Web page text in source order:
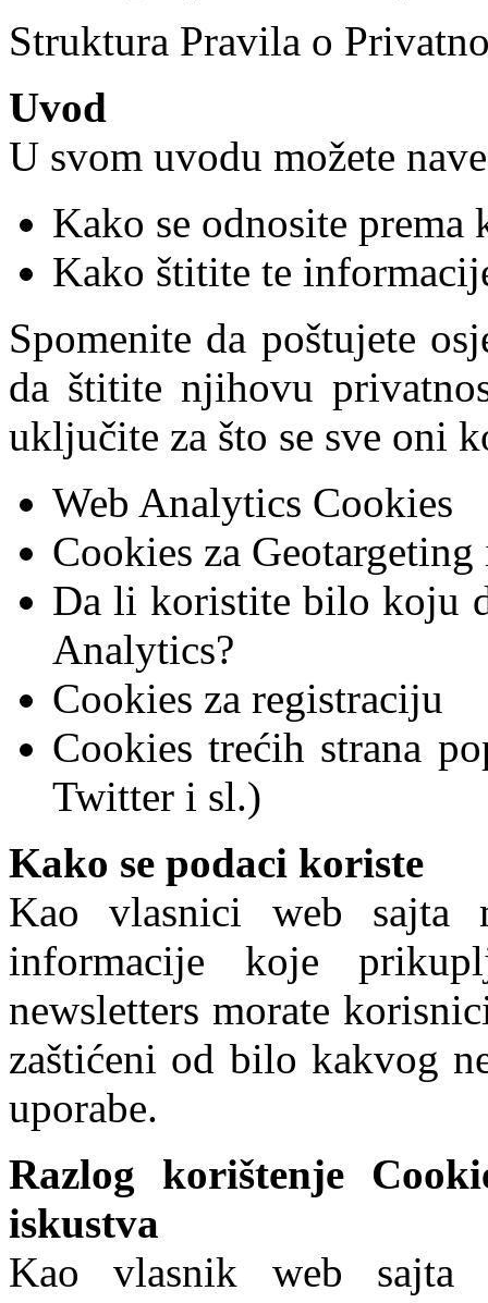
Struktura Pravila o
Uvod
U svom uvodu možete
Kako se odnosite
Kako štitite te
Spomenite da poštujete
da štitite njihovu
uključite za što se sve oni
Web Analytics Cookies
Cookies za
Da li koristite bilo koju
Analytics?
Cookies za registraciju
Cookies trećih strana
Twitter i sl.)
Kako se podaci koriste
Kao vlasnici web sajta
informacije koje
newsletters morate
zaštićeni od bilo kakvog
uporabe.
Razlog korištenje
iskustva
Kao vlasnik web sajta